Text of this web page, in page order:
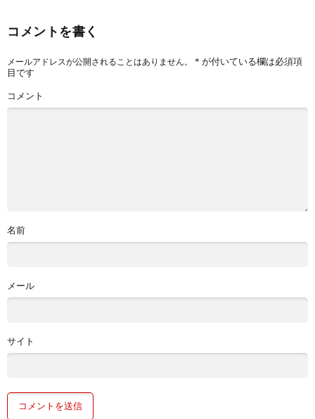
コメントを書く
メールアドレスが公開されることはありません。 * が付いている欄は必須項
目です
コメント
名前
メール
サイト